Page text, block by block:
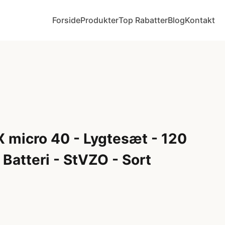
ForsideProdukterTop RabatterBlogKontakt
micro 40 - Lygtesæt - 120
Batteri - StVZO - Sort